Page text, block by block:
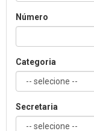
Número
Categoria
Secretaria